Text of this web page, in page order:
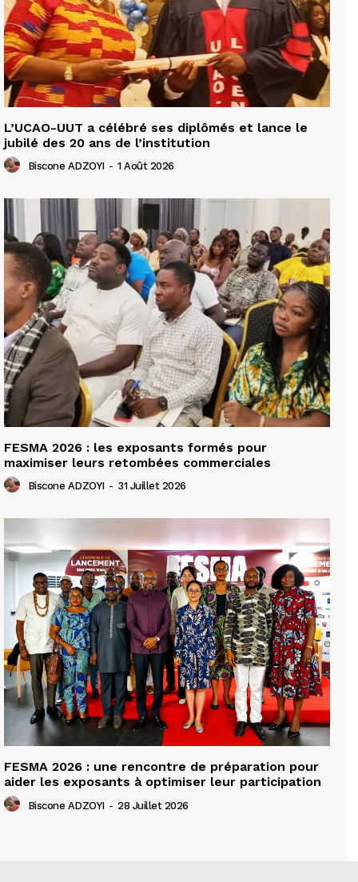
L’UCAO-UUT a célébré ses diplômés et lance le
jubilé des 20 ans de l’institution
Biscone ADZOYI - 1 Août 2026
FESMA 2026 : les exposants formés pour
maximiser leurs retombées commerciales
Biscone ADZOYI - 31 Juillet 2026
FESMA 2026 : une rencontre de préparation pour
aider les exposants à optimiser leur participation
Biscone ADZOYI - 28 Juillet 2026